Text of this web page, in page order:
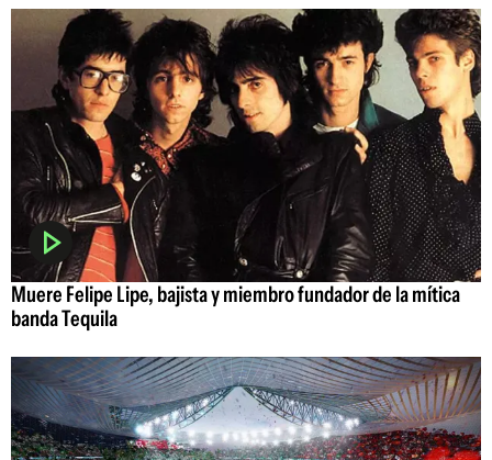
Muere Felipe Lipe, bajista y miembro fundador de la mítica
banda Tequila